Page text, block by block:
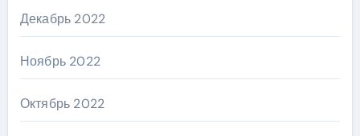
Декабрь 2022
Ноябрь 2022
Октябрь 2022